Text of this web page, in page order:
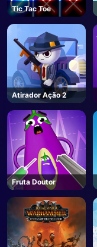
Tic Tac Toe
Atirador Ação 2
Fruta Doutor